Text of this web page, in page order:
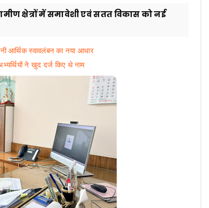
क्षेत्रों में समावेशी एवं सतत विकास को नई
आर्थिक स्वावलंबन का नया आधार
ने खुद दर्ज किए थे नाम